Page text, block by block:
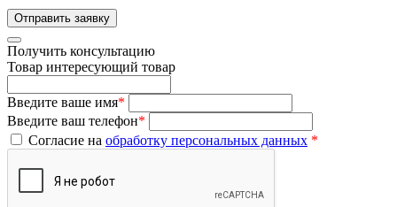
Получить консультацию
Товар интересующий товар
Введите ваше имя*
Введите ваш телефон*
Согласие на обработку персональных данных *